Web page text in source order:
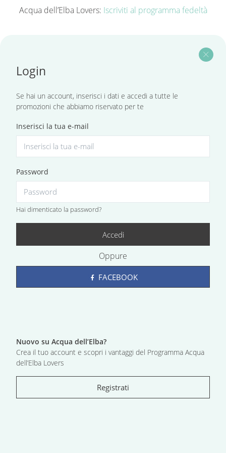
Acqua dell’Elba Lovers: Iscriviti al programma fedeltà
close
Login
Se hai un account, inserisci i dati e accedi a tutte le
promozioni che abbiamo riservato per te
Inserisci la tua e-mail
Password
Hai dimenticato la password?
Accedi
Oppure
FACEBOOK
Nuovo su Acqua dell’Elba?
Crea il tuo account e scopri i vantaggi del Programma Acqua
dell’Elba Lovers
Registrati